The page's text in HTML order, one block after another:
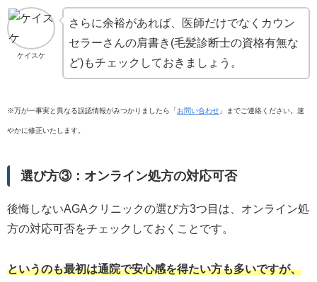
ケイスケ
さらに余裕があれば、医師だけでなくカウン
セラーさんの肩書き(毛髪診断士の資格有無な
ど)もチェックしておきましょう。
※万が一事実と異なる誤認情報がみつかりましたら「お問い合わせ 」までご連絡ください。速
やかに修正いたします。
選び方③：オンライン処方の対応可否
後悔しないAGAクリニックの選び方3つ目は、オンライン処
方の対応可否をチェックしておくことです。
というのも最初は通院で安心感を得たい方も多いですが、